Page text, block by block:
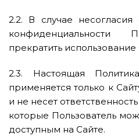
2.2. В случае
конфиденциальности
прекратить использование
2.3. Настоящая
применяется только к
и не несет
которые Пользователь
доступным на Сайте.